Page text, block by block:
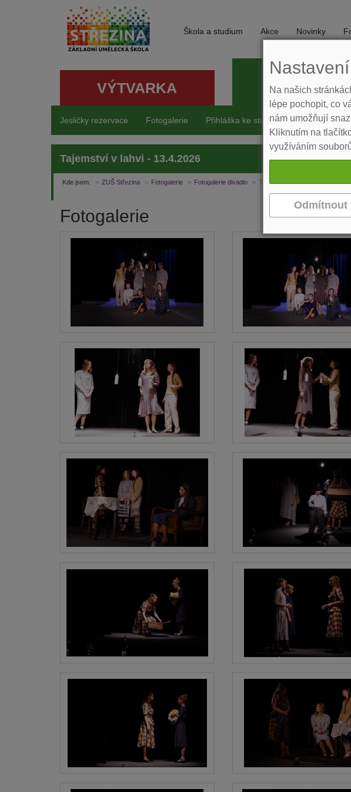
Škola a studium Akce Novinky
VÝTVARKA
DIVADLO
Jesličky rezervace Fotogalerie Přihláška ke studiu Učitelé
Tajemství v lahvi - 13.4.2026
Kde jsem: ZUŠ Střezina Fotogalerie Fotogalerie divadlo Tajemství v lahvi - 13.4.2026
Fotogalerie
Na našich
lépe pochopit, co
nám umožňují
Kliknutím na
využíváním